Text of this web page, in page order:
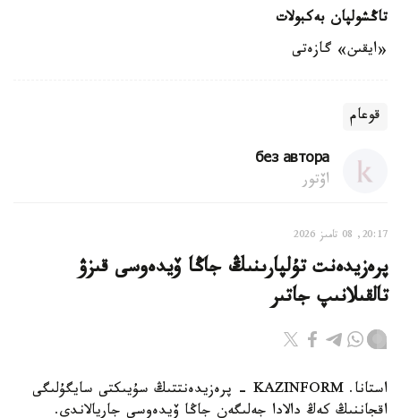
تاڭشولپان بەكبولات
«ايقىن» گازەتى
قوعام
без автора
اۆتور
20:17, 08 تامىز 2026
پرەزيدەنت تۇلپارىنىڭ جاڭا ۆيدەوسى قىزۋ
تالقىلانىپ جاتىر
استانا. KAZINFORM - پرەزيدەنتتىڭ سۇيىكتى سايگۇلىگى
اقجاننىڭ كەڭ دالادا جەلىگەن جاڭا ۆيدەوسى جاريالاندى.